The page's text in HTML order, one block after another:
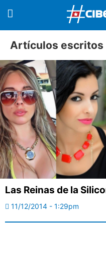
Artículos escritos
Las Reinas de la
11/12/2014 - 1:29pm